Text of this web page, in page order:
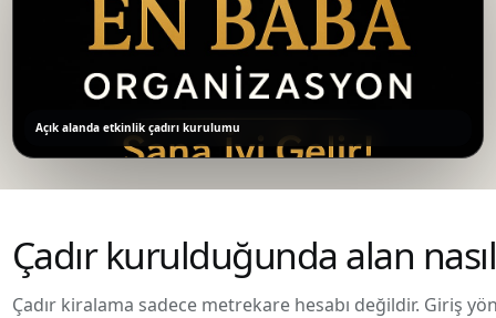
Açık alanda etkinlik çadırı kurulumu
Çadır kurulduğunda alan
Çadır kiralama sadece metrekare hesabı değildir. Giriş